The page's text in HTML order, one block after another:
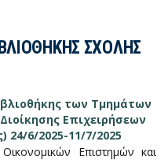
ΣΧΟΛΗΣ
των Τμημάτων
Επιχειρήσεων
24/6/2025-11/7/2025
Επιστημών και